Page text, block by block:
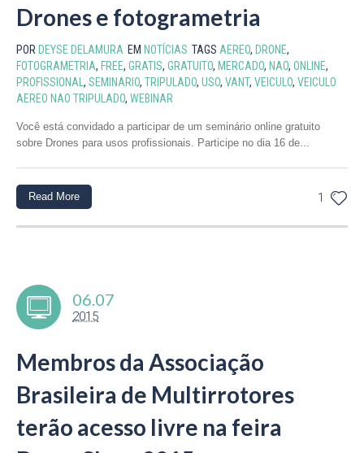
Drones e fotogrametria
POR DEYSE DELAMURA EM NOTÍCIAS TAGS AEREO, DRONE,
FOTOGRAMETRIA, FREE, GRATIS, GRATUITO, MERCADO, NAO, ONLINE,
PROFISSIONAL , SEMINARIO, TRIPULADO, USO, VANT, VEICULO, VEICULO
AEREO NAO TRIPULADO, WEBINAR
Você está convidado a participar de um seminário online gratuito
sobre Drones para usos profissionais. Participe no dia 16 de...
1
Read More
06.07
2015
Membros da Associação
Brasileira de Multirrotores
terão acesso livre na feira